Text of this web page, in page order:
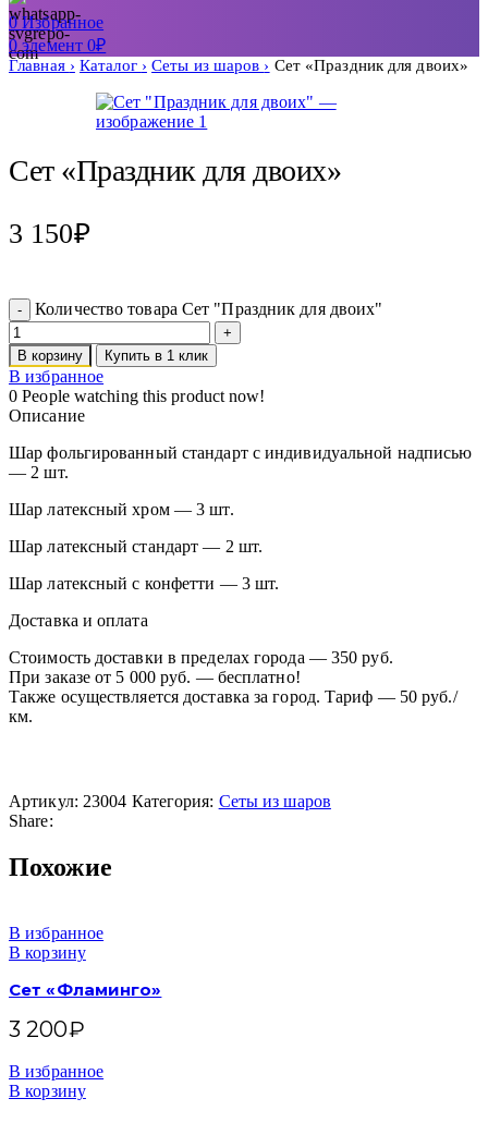
0Избранное
0элемент 0₽
Главная Каталог Сеты из шаров Сет «Праздник для двоих»
Сет «Праздник для двоих»
3 150₽
Количество товара Сет "Праздник для двоих"
В корзину Купить в 1 клик
В избранное
0 People watching this product now!
Описание
Шар фольгированный стандарт с индивидуальной надписью
— 2 шт.
Шар латексный хром — 3 шт.
Шар латексный стандарт — 2 шт.
Шар латексный с конфетти — 3 шт.
Доставка и оплата
Стоимость доставки в пределах города — 350 руб.
При заказе от 5 000 руб. — бесплатно!
Также осуществляется доставка за город. Тариф — 50 руб./
км.
Артикул: 23004 Категория: Сеты из шаров
Share:
Похожие
В избранное
В корзину
Сет «Фламинго»
3 200₽
В избранное
В корзину